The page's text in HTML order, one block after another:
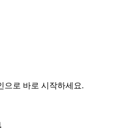
으로 바로 시작하세요.